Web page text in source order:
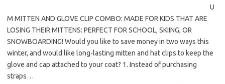
U
M MITTEN AND GLOVE CLIP COMBO: MADE FOR KIDS THAT ARE
LOSING THEIR MITTENS: PERFECT FOR SCHOOL, SKIING, OR
SNOWBOARDING! Would you like to save money in two ways this
winter, and would like long-lasting mitten and hat clips to keep the
glove and cap attached to your coat? 1. Instead of purchasing
straps…